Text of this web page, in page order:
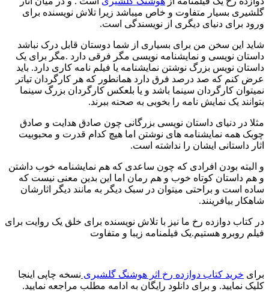
گلشیری بسیار متفاوت و خاص میباشد زیرا تلاش نویسنده برای
ورود برای دنیای دیگری از نویسندگی است.
شاید این سخن من برای بسیاری از شما دوستان قابل درک نباشد
داستان نویسی و نمایشنامه نویسی مگر فرقی دارد .مگر برای یک
داستان نویس بزرگ نوشتن نمایشنامه یا فیلم نامه کاری دارد. باید
عرض کنم که صد درصد فرق دارد همانطور که هر کارگردان تیاتر
نمیتوان کارگردان سینما باشد و یا بلعکس کارگردان بزرگ سینما
بتوانند یک نمایش نامه را بخوبی به صحنه ببرند.
مثلا در دنیای داستان نویسی بزرگانی چون صادق هدایت و صادق
چوبک همه نمایشنامه های نوشتن اما هیچ کدام قدرت و محبوبیت
اثار داستانی ایشان را نداشته است.
و البته بودن افرادی که چون ساعدی که هم نمایشنامه خوب داشتن
و هم داستان کوتاه خوب و هم رمان اما این بدین معنی نیست که
ساده است و براحتی میتوان در سبک دیگر به مانند دیگر اثارشان
شاهکار بیافرینند.
در کتاب دوازده رخ ما نیز با تلاش نویسنده برای خلق یک روایت برای
فیلم روبرو هستیم.یک فیلمنامه زیبا و متفاوت
برای خرید کتاب دوازده رخ اثر هوشنگ گلشیری نسخه چاپی اینجا
کلیک نمایید. و برای دانلود رایگان به ادامه مطلب مراجعه نمایید.